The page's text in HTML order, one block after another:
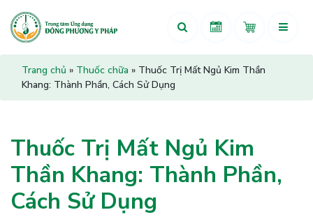
Trang chủ » Thuốc chữa » Thuốc Trị Mất Ngủ Kim Thần
Khang: Thành Phần, Cách Sử Dụng
Thuốc Trị Mất Ngủ Kim
Thần Khang: Thành Phần,
Cách Sử Dụng